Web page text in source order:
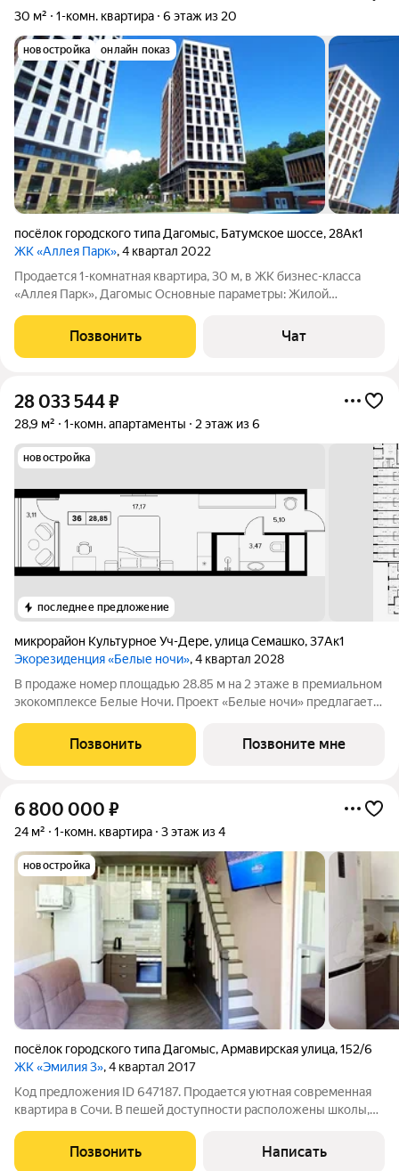
30 м² 1-комн. квартира 6 этаж из 20
новостройка онлайн показ
посёлок городского типа Дагомыс, Батумское шоссе, 28Ак1
ЖК «Аллея Парк», 4 квартал 2022
Продается 1-комнатная квартира, 30 м, в ЖК бизнес-класса
«Аллея Парк», Дагомыс Основные параметры: Жилой
кв.м. Этаж: 6 из 20. Особенности квартиры: Свободная
планировка (возможность
Позвонить Чат
28 033 544₽
28,9 м² 1-комн. апартаменты 2 этаж из 6
новостройка
последнее предложение
микрорайон Культурное Уч-Дере,улица Семашко,37Ак1
Экорезиденция «Белые ночи», 4 квартал 2028
В продаже номер площадью 28.85 м на 2 этаже в премиальном
экокомплексе Белые Ночи. Проект «Белые ночи» предлагает
поддерживает долголетие. Всё устроено так, чтобы телу было
легко включаться в
Позвонить Позвоните мне
6 800 000 ₽
24 м² 1-комн. квартира 3 этаж из 4
новостройка
посёлок городского типа Дагомыс,Армавирская улица,152/6
ЖК «Эмилия 3», 4 квартал 2017
Код предложения ID 647187. Продается уютная современная
квартира в Сочи. В пешей доступности расположены школы,
розничные магазины, остановка общественного транспорта, в
20 минутах ж/д станция и
Позвонить Написать